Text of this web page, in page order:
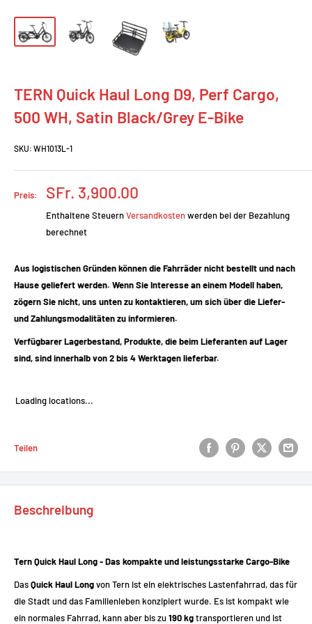
TERN Quick Haul Long D9, Perf Cargo,
500 WH, Satin Black/Grey E-Bike
SKU: WH1013L-1
Preis:
Prix
SFr. 3,900.00
Enthaltene SteuernVersandkostenwerden bei der Bezahlung
berechnet
Aus logistischen Gründen können die Fahrräder nicht bestellt und nach
Hause geliefert werden. Wenn Sie Interesse an einem Modell haben,
zögern Sie nicht, uns unten zu kontaktieren, um sich über die Liefer-
und Zahlungsmodalitäten zu informieren.
Verfügbarer Lagerbestand, Produkte, die beim Lieferanten auf Lager
sind, sind innerhalb von 2 bis 4 Werktagen lieferbar.
Loading locations...
Teilen
Beschreibung
Tern Quick Haul Long - Das kompakte und leistungsstarke Cargo-Bike
DasQuick Haul Longvon Tern ist ein elektrisches Lastenfahrrad, das für
die Stadt und das Familienleben konzipiert wurde. Es ist kompakt wie
ein normales Fahrrad, kann aber bis zu 190 kgtransportieren und ist